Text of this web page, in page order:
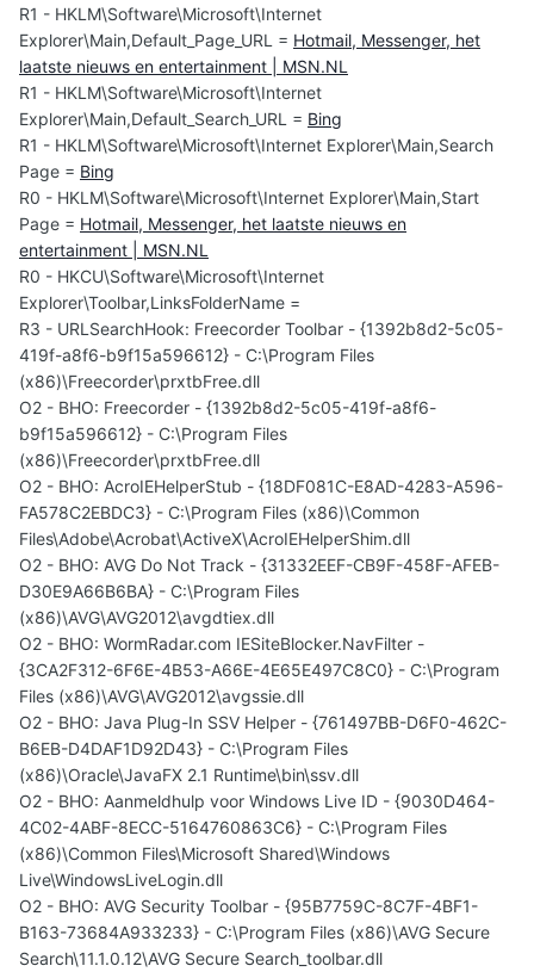
R1 - HKLM\Software\Microsoft\Internet
Explorer\Main,Default_Page_URL = Hotmail, Messenger, het
laatste nieuws en entertainment | MSN.NL
R1 - HKLM\Software\Microsoft\Internet
Explorer\Main,Default_Search_URL = Bing
R1 - HKLM\Software\Microsoft\Internet Explorer\Main,Search
Page = Bing
R0 - HKLM\Software\Microsoft\Internet Explorer\Main,Start
Page = Hotmail, Messenger, het laatste nieuws en
entertainment | MSN.NL
R0 - HKCU\Software\Microsoft\Internet
Explorer\Toolbar,LinksFolderName =
R3 - URLSearchHook: Freecorder Toolbar - {1392b8d2-5c05-
419f-a8f6-b9f15a596612} - C:\Program Files
(x86)\Freecorder\prxtbFree.dll
O2 - BHO: Freecorder - {1392b8d2-5c05-419f-a8f6-
b9f15a596612} - C:\Program Files
(x86)\Freecorder\prxtbFree.dll
O2 - BHO: AcroIEHelperStub - {18DF081C-E8AD-4283-A596-
FA578C2EBDC3} - C:\Program Files (x86)\Common
Files\Adobe\Acrobat\ActiveX\AcroIEHelperShim.dll
O2 - BHO: AVG Do Not Track - {31332EEF-CB9F-458F-AFEB-
D30E9A66B6BA} - C:\Program Files
(x86)\AVG\AVG2012\avgdtiex.dll
O2 - BHO: WormRadar.com IESiteBlocker.NavFilter -
{3CA2F312-6F6E-4B53-A66E-4E65E497C8C0} - C:\Program
Files (x86)\AVG\AVG2012\avgssie.dll
O2 - BHO: Java Plug-In SSV Helper - {761497BB-D6F0-462C-
B6EB-D4DAF1D92D43} - C:\Program Files
(x86)\Oracle\JavaFX 2.1 Runtime\bin\ssv.dll
O2 - BHO: Aanmeldhulp voor Windows Live ID - {9030D464-
4C02-4ABF-8ECC-5164760863C6} - C:\Program Files
(x86)\Common Files\Microsoft Shared\Windows
Live\WindowsLiveLogin.dll
O2 - BHO: AVG Security Toolbar - {95B7759C-8C7F-4BF1-
B163-73684A933233} - C:\Program Files (x86)\AVG Secure
Search\11.1.0.12\AVG Secure Search_toolbar.dll